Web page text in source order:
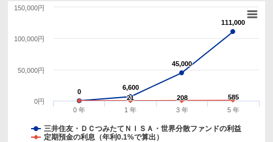
0
0
6,600
6,600
45,000
45,000
111,000
111,000
21
21 208
208 585
585
三井住友・ＤＣつみたてＮＩＳＡ・世界分散ファンドの利益
定期預金の利息（年利0.1%で算出）
0 年 1 年 3 年 5 年
0円
50,000円
100,000円
150,000円